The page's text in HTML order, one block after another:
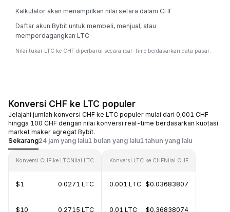
Kalkulator akan menampilkan nilai setara dalam CHF
Daftar akun Bybit untuk membeli, menjual, atau
memperdagangkan LTC
Nilai tukar LTC ke CHF diperbarui secara real-time berdasarkan data pasar.
Konversi CHF ke LTC populer
Jelajahi jumlah konversi CHF ke LTC populer mulai dari 0,001 CHF
hingga 100 CHF dengan nilai konversi real-time berdasarkan kuotasi
market maker agregat Bybit.
Sekarang24 jam yang lalu1 bulan yang lalu1 tahun yang lalu
Konversi CHF ke LTCNilai LTC
$1 0.0271 LTC
$10 0.2715 LTC
Konversi LTC ke CHFNilai CHF
0.001 LTC $0.03683807
0.01 LTC $0.36838074